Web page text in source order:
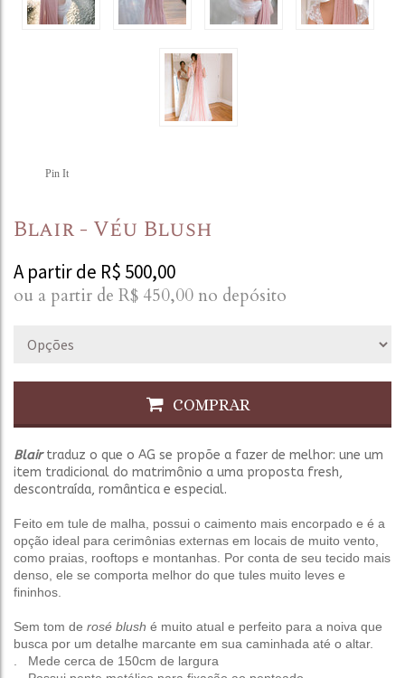
Pin It
Blair - Véu Blush
A partir de R$ 500,00
ou a partir de R$ 450,00 no depósito
COMPRAR
Blairtraduz o que o AG se propõe a fazer de melhor: une um
item tradicional do matrimônio a uma proposta fresh,
descontraída, romântica e especial.
Feito em tule de malha, possui o caimento mais encorpado e é a
opção ideal para cerimônias externas em locais de muito vento,
como praias, rooftops e montanhas. Por conta de seu tecido mais
denso, ele se comporta melhor do que tules muito leves e
fininhos.
Sem tom de rosé blush é muito atual e perfeito para a noiva que
busca por um detalhe marcante em sua caminhada até o altar.
. Mede cerca de 150cm de largura